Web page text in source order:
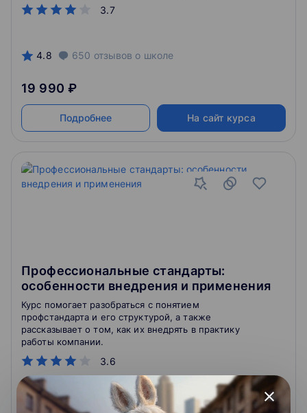
3.7
современных условиях рынка труда. На занятиях
сочетаются теория и практика (80/20), решаются
4.8 650 отзывов о школе
19 990 ₽
Подробнее На сайт курса
Профессиональные стандарты:
особенности внедрения и применения
3.6
Курс помогает разобраться с понятием
профстандарта и его структурой, а также
рассказывает о том, как их внедрять в практику
работы компании.
4.8 650 отзывово школе
close